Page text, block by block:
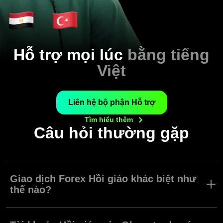
Hỗ trợ mọi lúc bằng tiếng
Việt
Liên hệ bộ phận Hỗ trợ
Tìm hiểu thêm
Câu hỏi thường gặp
Giao dịch Forex Hồi giáo khác biệt như
thế nào?